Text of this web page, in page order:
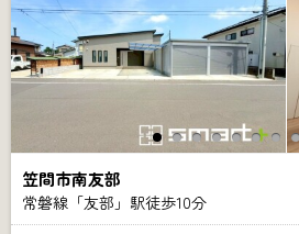
笠間市南友部
常磐線「友部」駅徒歩10分